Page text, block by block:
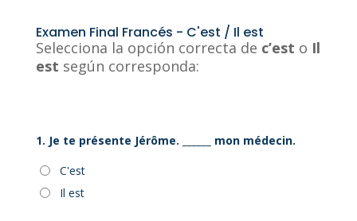
Examen Final Francés - C'est / Il est
Selecciona la opción correcta de c’est o Il
est según corresponda:
1. Je te présente Jérôme. ______ mon médecin.
C'est
Il est